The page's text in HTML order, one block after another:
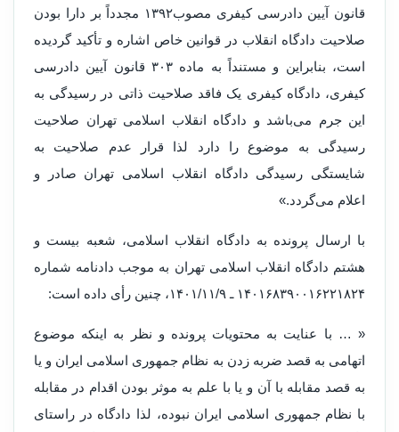
قانون آیین دادرسی کیفری مصوب۱۳۹۲ مجدداً بر دارا بودن
صلاحیت دادگاه انقلاب در قوانین خاص اشاره و تأکید گردیده
است، بنابراین و مستنداً به ماده ۳۰۳ قانون آیین دادرسی
کیفری، دادگاه کیفری یک فاقد صلاحیت ذاتی در رسیدگی به
این جرم می‌باشد و دادگاه انقلاب اسلامی تهران صلاحیت
رسیدگی به موضوع را دارد لذا قرار عدم صلاحیت به
شایستگی رسیدگی دادگاه انقلاب اسلامی تهران صادر و
اعلام می‌گردد.»
با ارسال پرونده به دادگاه انقلاب اسلامی، شعبه بیست و
هشتم دادگاه انقلاب اسلامی تهران به موجب دادنامه شماره
۱۴۰۱۶۸۳۹۰۰۱۶۲۲۱۸۲۴ ـ ۱۴۰۱/۱۱/۹، چنین رأی داده است:
« … با عنایت به محتویات پرونده و نظر به اینکه موضوع
اتهامی به قصد ضربه زدن به نظام جمهوری اسلامی ایران و یا
به قصد مقابله با آن و یا با علم به موثر بودن اقدام در مقابله
با نظام جمهوری اسلامی ایران نبوده، لذا دادگاه در راستای